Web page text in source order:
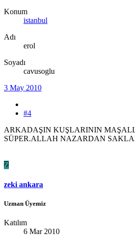
Konum
istanbul
Adı
erol
Soyadı
cavusoglu
3 May 2010
#4
ARKADAŞIN KUŞLARININ
SÜPER.ALLAH NAZARDAN
Z
zeki ankara
Uzman Üyemiz
Katılım
6 Mar 2010